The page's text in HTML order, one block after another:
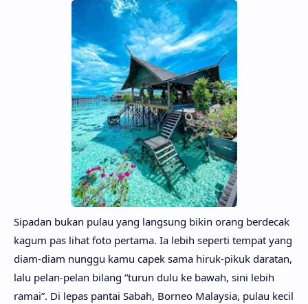
Sipadan bukan pulau yang langsung bikin orang berdecak
kagum pas lihat foto pertama. Ia lebih seperti tempat yang
diam-diam nunggu kamu capek sama hiruk-pikuk daratan,
lalu pelan-pelan bilang “turun dulu ke bawah, sini lebih
ramai”. Di lepas pantai Sabah, Borneo Malaysia, pulau kecil